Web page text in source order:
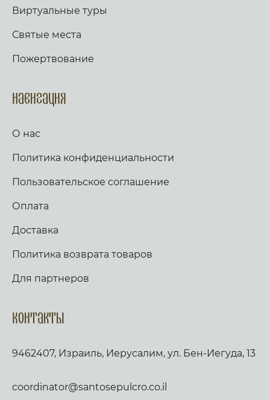
Виртуальные туры
Святые места
Пожертвование
Навигация
О нас
Политика конфиденциальности
Пользовательское соглашение
Оплата
Доставка
Политика возврата товаров
Для партнеров
Контакты
9462407, Израиль, Иерусалим, ул. Бен-Иегуда, 13
coordinator@santosepulcro.co.il